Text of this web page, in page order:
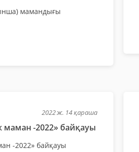
мамандығы
2022 ж. 14 қараша
маман -2022» байқауы
-2022» байқауы